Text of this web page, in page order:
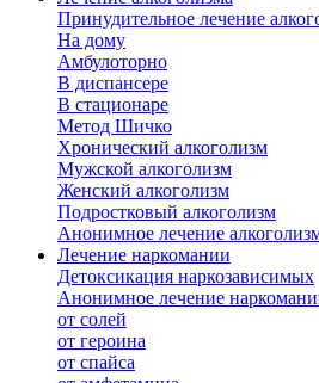
Принудительное лечение
На дому
Амбулоторно
В диспансере
В стационаре
Метод Шичко
Хронический алкоголизм
Мужской алкоголизм
Женский алкоголизм
Подростковый алкоголизм
Анонимное лечение
Лечение наркомании
Детоксикация наркозависимых
Анонимное лечение
от солей
от героина
от спайса